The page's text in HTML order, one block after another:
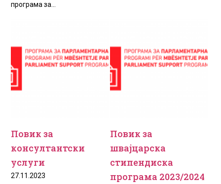
програма за...
Повик за
консултантски
услуги
27.11.2023
Повик за
швајцарска
стипендиска
програма 2023/2024